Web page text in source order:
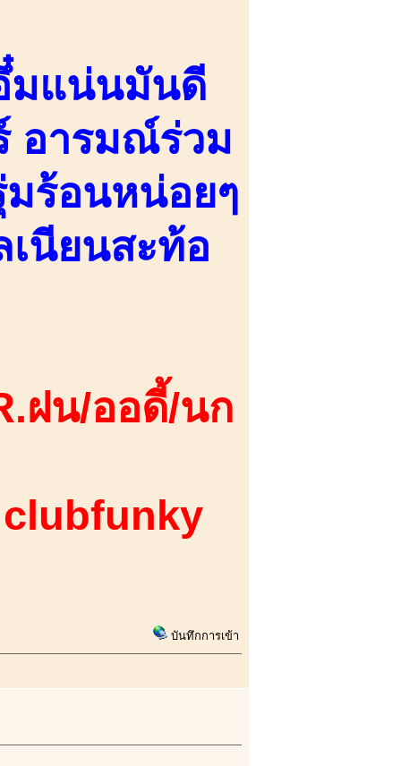
มแน่นมันดี
อารมณ์ร่วม
มร้อนหน่อยๆ
เนียนสะท้อ
ฝน/ออดี้/นก
clubfunky
บันทึกการเข้า